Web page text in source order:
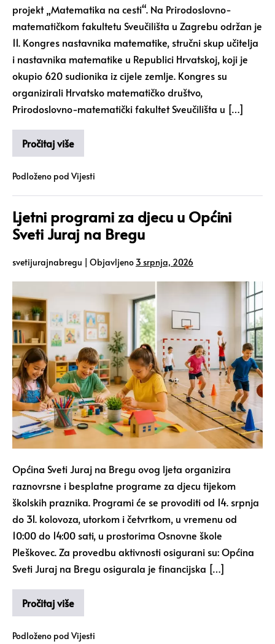
projekt „Matematika na cesti“. Na Prirodoslovno-
matematičkom fakultetu Sveučilišta u Zagrebu održan je
11. Kongres nastavnika matematike, stručni skup učitelja
i nastavnika matematike u Republici Hrvatskoj, koji je
okupio 620 sudionika iz cijele zemlje. Kongres su
organizirali Hrvatsko matematičko društvo,
Prirodoslovno-matematički fakultet Sveučilišta u […]
Pročitaj više
Podloženo pod Vijesti
Ljetni programi za djecu u Općini
Sveti Juraj na Bregu
svetijurajnabregu | Objavljeno 3 srpnja, 2026
Općina Sveti Juraj na Bregu ovog ljeta organizira
raznovrsne i besplatne programe za djecu tijekom
školskih praznika. Programi će se provoditi od 14. srpnja
do 31. kolovoza, utorkom i četvrtkom, u vremenu od
10:00 do 14:00 sati, u prostorima Osnovne škole
Pleškovec. Za provedbu aktivnosti osigurani su: Općina
Sveti Juraj na Bregu osigurala je financijska […]
Pročitaj više
Podloženo pod Vijesti